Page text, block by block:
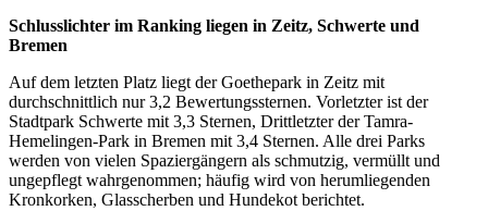
Schlusslichter im Ranking liegen in Zeitz, Schwerte und
Bremen
Auf dem letzten Platz liegt der Goethepark in Zeitz mit
durchschnittlich nur 3,2 Bewertungssternen. Vorletzter ist der
Stadtpark Schwerte mit 3,3 Sternen, Drittletzter der Tamra-
Hemelingen-Park in Bremen mit 3,4 Sternen. Alle drei Parks
werden von vielen Spaziergängern als schmutzig, vermüllt und
ungepflegt wahrgenommen; häufig wird von herumliegenden
Kronkorken, Glasscherben und Hundekot berichtet.